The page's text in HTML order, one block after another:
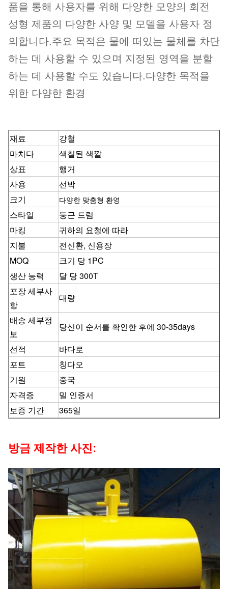
품을 통해 사용자를 위해 다양한 모양의 회전
성형 제품의 다양한 사양 및 모델을 사용자 정
의합니다.주요 목적은 물에 떠있는 물체를 차단
하는 데 사용할 수 있으며 지정된 영역을 분할
하는 데 사용할 수도 있습니다.다양한 목적을
위한 다양한 환경
재료
강철
마치다
색칠된 색깔
상표
행거
사용
선박
크기
다양한 맞춤형 환영
스타일
둥근 드럼
마킹
귀하의 요청에 따라
지불
전신환, 신용장
MOQ
크기 당 1PC
생산 능력
달 당 300T
포장 세부사
항
대량
배송 세부정
보
당신이 순서를 확인한 후에 30-35days
선적
바다로
포트
칭다오
기원
중국
자격증
밀 인증서
보증 기간
365일
방금 제작한 사진: